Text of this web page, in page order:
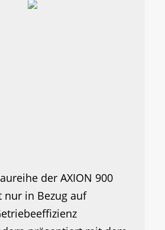
der AXION 900
nur in Bezug auf